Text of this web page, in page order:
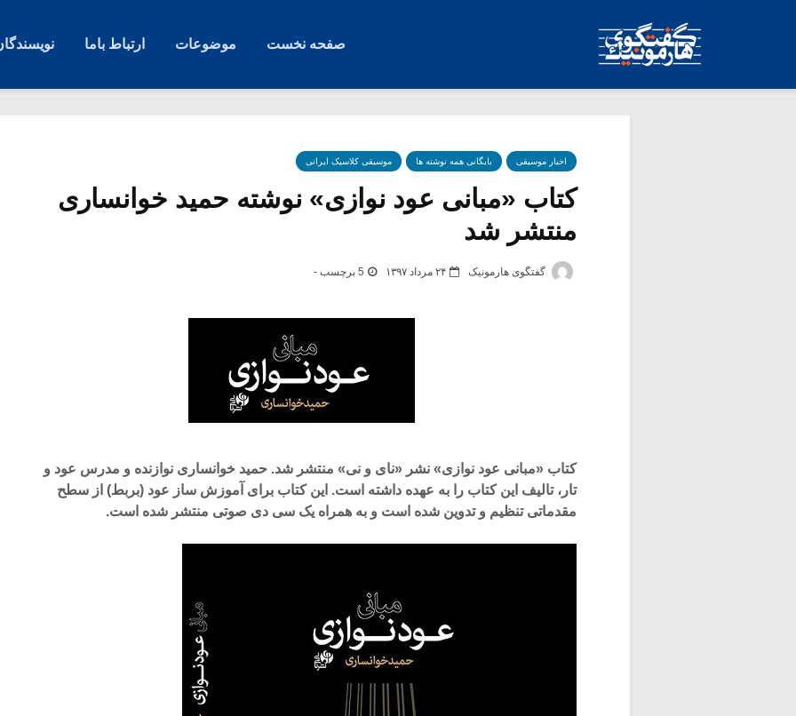
صفحه نخست موضوعات ارتباط باما
اخبار موسیقی بایگانی همه نوشته ها موسیقی کلاسیک ایرانی
کتاب «مبانی عود نوازی» نوشته حمید خوانساری
منتشر شد
گفتگوی هارمونیک ۲۴ مرداد ۱۳۹۷ 5 برچسب -
کتاب «مبانی عود نوازی» نشر «نای و نی» منتشر شد. حمید خوانساری نوازنده و مدرس عود و
تار، تالیف این کتاب را به عهده داشته است. این کتاب برای آموزش ساز عود (بربط) از سطح
مقدماتی تنظیم و تدوین شده است و به همراه یک سی دی صوتی منتشر شده است.